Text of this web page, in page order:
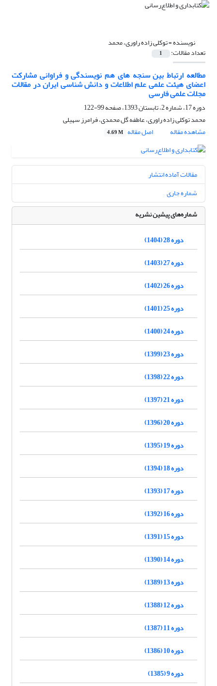
نویسنده =توکلی زاده راوری، محمد
تعداد مقالات: 1
مطالعه ارتباط بین سنجه های هم نویسندگی و فراوانی مشارکت
اعضای هیئت علمی علم اطلاعات و دانش شناسی ایران در مقالات
مجلات علمی فارسی
دوره 17، شماره 2، تابستان 1393، صفحه
99-122
محمد توکلی زاده راوری، عاطفه گل محمدی، فرامرز سهیلی
مشاهده مقاله
اصل مقاله 4.69 M
مقالات آماده انتشار
شماره جاری
شماره‌های پیشین نشریه
دوره 28 (1404)
دوره 27 (1403)
دوره 26 (1402)
دوره 25 (1401)
دوره 24 (1400)
دوره 23 (1399)
دوره 22 (1398)
دوره 21 (1397)
دوره 20 (1396)
دوره 19 (1395)
دوره 18 (1394)
دوره 17 (1393)
دوره 16 (1392)
دوره 15 (1391)
دوره 14 (1390)
دوره 13 (1389)
دوره 12 (1388)
دوره 11 (1387)
دوره 10 (1386)
دوره 9 (1385)